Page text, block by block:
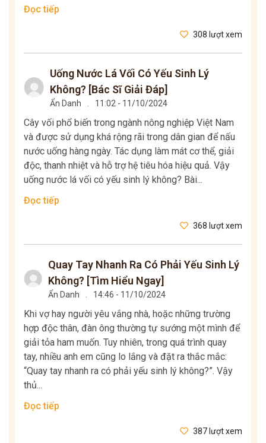
Đọc tiếp
308 lượt xem
Uống Nước Lá Vối Có Yếu Sinh Lý
Không? [Bác Sĩ Giải Đáp]
Ẩn Danh 11:02 - 11/10/2024
Cây vối phổ biến trong ngành nông nghiệp Việt Nam
và được sử dụng khá rộng rãi trong dân gian để nấu
nước uống hàng ngày. Tác dụng làm mát cơ thể, giải
độc, thanh nhiệt và hỗ trợ hệ tiêu hóa hiệu quả. Vậy
uống nước lá vối có yếu sinh lý không? Bài...
Đọc tiếp
368 lượt xem
Quay Tay Nhanh Ra Có Phải Yếu Sinh Lý
Không? [Tìm Hiểu Ngay]
Ẩn Danh 14:46 - 11/10/2024
Khi vợ hay người yêu vắng nhà, hoặc những trường
hợp độc thân, đàn ông thường tự sướng một mình để
giải tỏa ham muốn. Tuy nhiên, trong quá trình quay
tay, nhiều anh em cũng lo lắng và đặt ra thắc mắc:
“Quay tay nhanh ra có phải yếu sinh lý không?”. Vậy
thủ...
Đọc tiếp
387 lượt xem